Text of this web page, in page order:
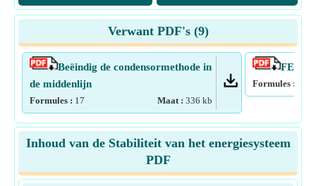
Verwant PDF's (9)
Beëindig de condensormethode in
de middenlijn
Formules : 17 Maat : 336 kb
Formules :
Inhoud van de Stabiliteit van het energiesysteem
PDF